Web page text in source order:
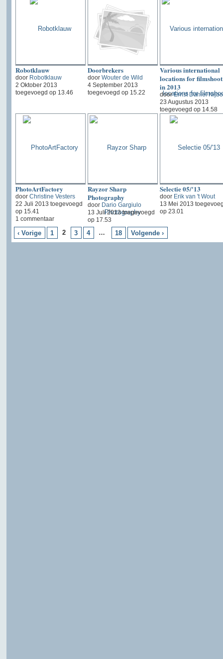
Robotklauw
door Robotklauw
2 Oktober 2013
toegevoegd op 13.46
Doorbrekers
door Wouter de Wild
4 September 2013
toegevoegd op 15.22
Various international
locations for filmshoot
in 2013
doorErnst Daniel
23 Augustus 2013
toegevoegd op 14.58
PhotoArtFactory
door Christine Vesters
22 Juli 2013 toegevoegd
op 15.41
1 commentaar
Rayzor Sharp
Photography
door Dario Gargiulo
13 Juli 2013 toegevoegd
op 17.53
Selectie 05/'13
door Erik van 't Wout
13 Mei 2013
op 23.01
‹ Vorige 1 2 3 4 … 18 Volgende ›